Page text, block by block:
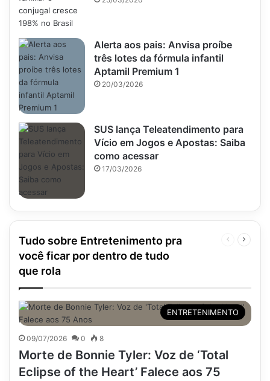
Alerta aos pais: Anvisa proíbe
três lotes da fórmula infantil
Aptamil Premium 1
20/03/2026
SUS lança Teleatendimento para
Vício em Jogos e Apostas: Saiba
como acessar
17/03/2026
Tudo sobre Entretenimento pra
você ficar por dentro de tudo
que rola
Página
ENTRETENIMENTO
09/07/2026 0 8
Morte de Bonnie Tyler: Voz de ‘Total
Eclipse of the Heart’ Falece aos 75